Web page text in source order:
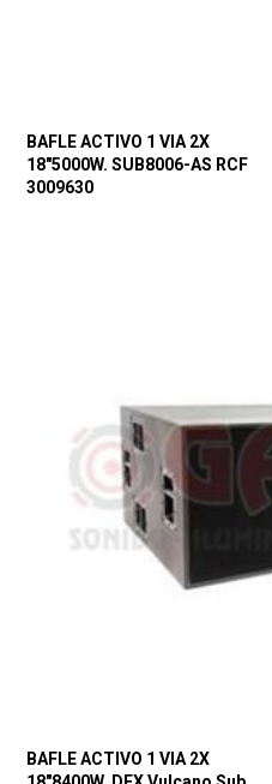
BAFLE ACTIVO 1 VIA 2X
18″5000W. SUB8006-AS RCF
3009630
BAFLE ACTIVO 1 VIA 2X